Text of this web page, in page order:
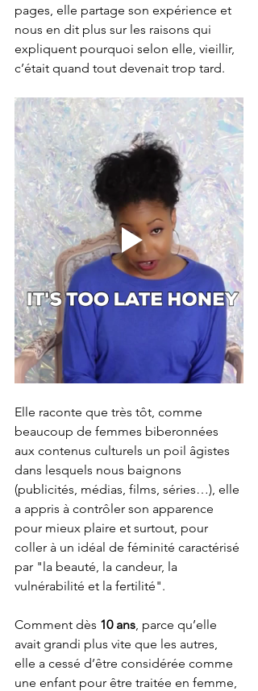
pages, elle partage son expérience et
nous en dit plus sur les raisons qui
expliquent pourquoi selon elle, vieillir,
c’était quand tout devenait trop tard.
Elle raconte que très tôt, comme
beaucoup de femmes biberonnées
aux contenus culturels un poil âgistes
dans lesquels nous baignons
(publicités, médias, films, séries…), elle
a appris à contrôler son apparence
pour mieux plaire et surtout, pour
coller à un idéal de féminité caractérisé
par "la beauté, la candeur, la
vulnérabilité et la fertilité".
Comment dès 10 ans , parce qu’elle
avait grandi plus vite que les autres,
elle a cessé d’être considérée comme
une enfant pour être traitée en femme,